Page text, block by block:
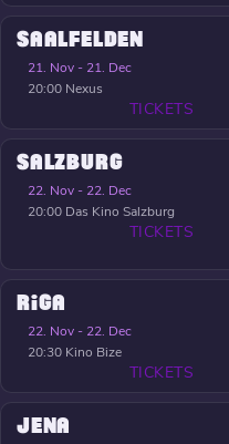
SAALFELDEN
21. Nov - 21. Dec
20:00 Nexus
TICKETS
SALZBURG
22. Nov - 22. Dec
20:00 Das Kino Salzburg
TICKETS
RIGA
22. Nov - 22. Dec
20:30 Kino Bize
TICKETS
JENA